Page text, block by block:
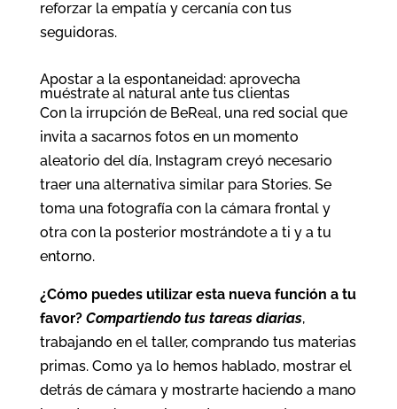
reforzar la empatía y cercanía con tus
seguidoras.
Apostar a la espontaneidad: aprovecha
muéstrate al natural ante tus clientas
Con la irrupción de BeReal, una red social que
invita a sacarnos fotos en un momento
aleatorio del día, Instagram creyó necesario
traer una alternativa similar para Stories. Se
toma una fotografía con la cámara frontal y
otra con la posterior mostrándote a ti y a tu
entorno.
¿Cómo puedes utilizar esta nueva función a tu
favor? Compartiendo tus tareas diarias,
trabajando en el taller, comprando tus materias
primas. Como ya lo hemos hablado, mostrar el
detrás de cámara y mostrarte haciendo a mano